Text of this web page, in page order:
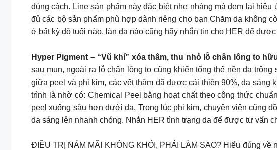
đúng cách. Line sản phẩm này đặc biệt nhẹ nhàng mà đem lại
đủ các bộ sản phẩm phù hợp dành riêng cho bạn Chăm da không
ở bất kỳ độ tuổi nào, làn da nào cũng hãy nhắn tin cho HER để
Hyper Pigment – “Vũ khí” xóa thâm, thu nhỏ lỗ chân lông to
sau mụn, ngoài ra lỗ chân lông to cũng khiến tổng thể nền da
giữa peel và phi kim, các vết thâm đã được cải thiện 90%, da
trình là nhờ có: Chemical Peel bằng hoạt chất theo công thức
peel xuống sâu hơn dưới da. Trong lúc phi kim, chuyên viên cũng
da sáng lên nhanh chóng. Nhắn HER tình trạng da để được tư vấn
ĐIỀU TRỊ NÁM MÃI KHÔNG KHỎI, PHẢI LÀM SAO? Hiểu đúng